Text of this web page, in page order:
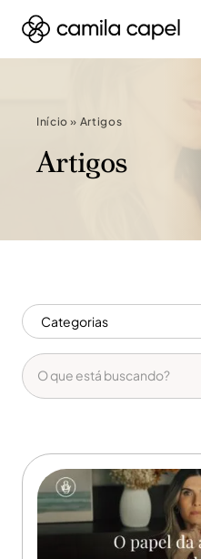
Início » Artigos
Artigos
Pesquisar